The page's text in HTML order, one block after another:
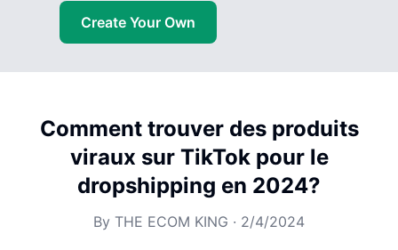
Create Your Own
Comment trouver des produits
viraux sur TikTok pour le
dropshipping en 2024?
By THE ECOM KING · 2/4/2024